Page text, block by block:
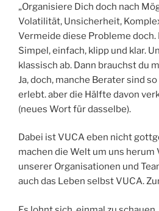
„Organisiere Dich doch nach
Volatilität, Unsicherheit,
Vermeide diese Probleme
Simpel, einfach, klipp und klar.
klassisch ab. Dann brauchst du
Ja, doch, manche Berater sind
erlebt. aber die Hälfte davon
(neues Wort für dasselbe).
Dabei ist VUCA eben nicht
machen die Welt um uns herum
unserer Organisationen und
auch das Leben selbst VUCA.